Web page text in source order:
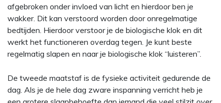
afgebroken onder invloed van licht en hierdoor ben je
wakker. Dit kan verstoord worden door onregelmatige
bedtijden. Hierdoor verstoor je de biologische klok en dit
werkt het functioneren overdag tegen. Je kunt beste
regelmatig slapen en naar je biologische klok “luisteren”.
De tweede maatstaf is de fysieke activiteit gedurende de
dag. Als je de hele dag zware inspanning verricht heb je